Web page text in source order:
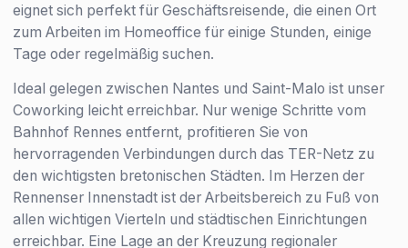
eignet sich perfekt für Geschäftsreisende, die einen Ort
zum Arbeiten im Homeoffice für einige Stunden, einige
Tage oder regelmäßig suchen.
Ideal gelegen zwischen Nantes und Saint-Malo ist unser
Coworking leicht erreichbar. Nur wenige Schritte vom
Bahnhof Rennes entfernt, profitieren Sie von
hervorragenden Verbindungen durch das TER-Netz zu
den wichtigsten bretonischen Städten. Im Herzen der
Rennenser Innenstadt ist der Arbeitsbereich zu Fuß von
allen wichtigen Vierteln und städtischen Einrichtungen
erreichbar. Eine Lage an der Kreuzung regionaler